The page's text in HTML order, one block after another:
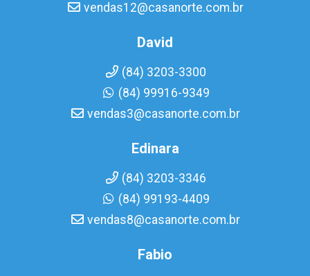
vendas12@casanorte.com.br
David
(84) 3203-3300
(84) 99916-9349
vendas3@casanorte.com.br
Edinara
(84) 3203-3346
(84) 99193-4409
vendas8@casanorte.com.br
Fabio